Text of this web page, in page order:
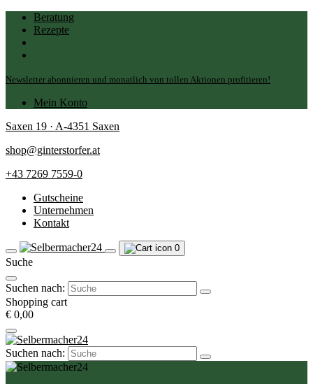
Beratung
Rezepte
Newsletter abonnieren und monatlich von tollen Aktionen profitieren!
Mein Konto
Saxen 19 · A-4351 Saxen
shop@ginterstorfer.at
+43 7269 7559-0
Gutscheine
Unternehmen
Kontakt
0
Suche
Suchen nach:
Shopping cart
€ 0,00
Suchen nach: